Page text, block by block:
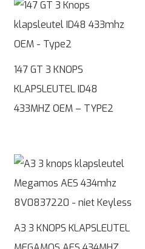
147 GT 3 KNOPS
KLAPSLEUTEL ID48
433MHZ OEM – TYPE2
A3 3 KNOPS KLAPSLEUTEL